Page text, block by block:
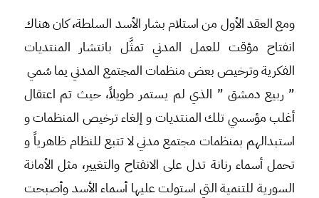
ومع العقد الأول من استلام بشار الأسد السلطة، كان هناك
انفتاح مؤقت للعمل المدني تمثَّل بانتشار المنتديات
الفكرية وترخيص بعض منظمات المجتمع المدني يما سُمي
” ربيع دمشق ” الذي لم يستمر طويلاً، حيث تم اعتقال
أغلب مؤسسي تلك المنتديات و إلغاء ترخيص المنظمات و
استبدالهم بمنظمات مجتمع مدني لا تتبع للنظام ظاهرياً و
تحمل أسماء رنانة تدل على الانفتاح والتغيير، مثل الأمانة
السورية للتنمية التي استولت عليها أسماء الأسد وأصبحت